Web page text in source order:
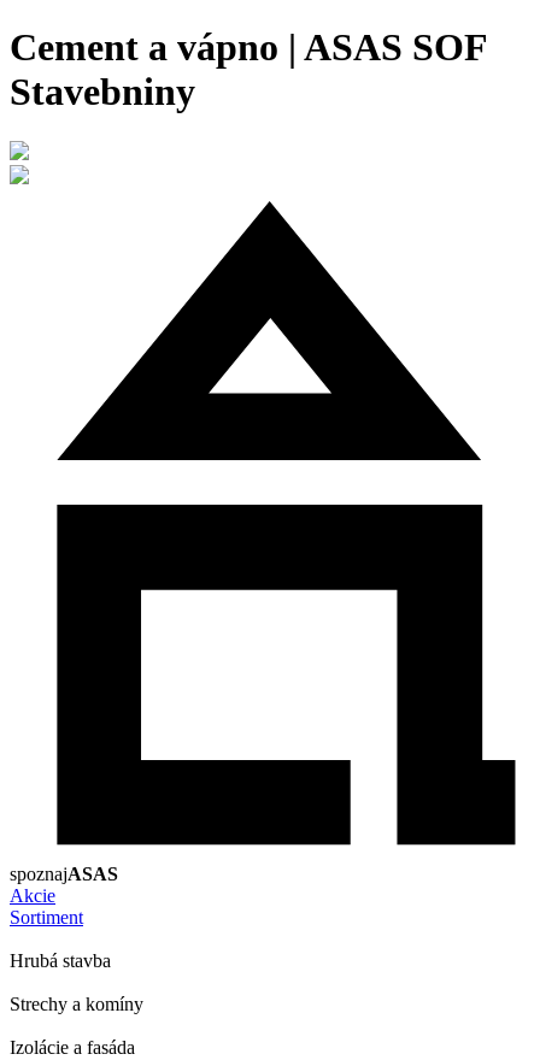
Cement a vápno | ASAS SOF
Stavebniny
spoznajASAS
Akcie
Sortiment
Hrubá stavba
Strechy a komíny
Izolácie a fasáda